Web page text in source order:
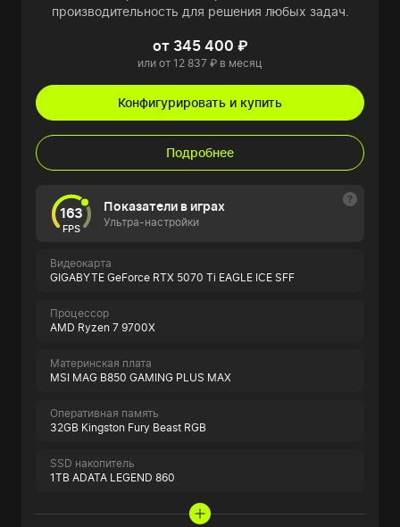
производительность для решения любых задач.
от 345 400 ₽
или от 12 837 ₽ в месяц
Конфигурировать и купить
Подробнее
163
FPS
Показатели в играх
Ультра-настройки
Видеокарта
GIGABYTE GeForce RTX 5070 Ti EAGLE ICE SFF
Процессор
AMD Ryzen 7 9700X
Материнская плата
MSI MAG B850 GAMING PLUS MAX
Оперативная память
32GB Kingston Fury Beast RGB
SSD накопитель
1TB ADATA LEGEND 860